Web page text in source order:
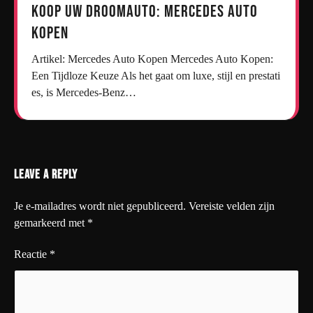
Koop uw droomauto: Mercedes auto
kopen
Artikel: Mercedes Auto Kopen Mercedes Auto Kopen:
Een Tijdloze Keuze Als het gaat om luxe, stijl en prestati
es, is Mercedes-Benz…
Leave a Reply
Je e-mailadres wordt niet gepubliceerd. Vereiste velden zijn
gemarkeerd met *
Reactie *